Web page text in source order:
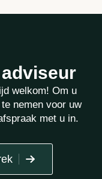
welkom! Om u
nemen voor uw
met u in.